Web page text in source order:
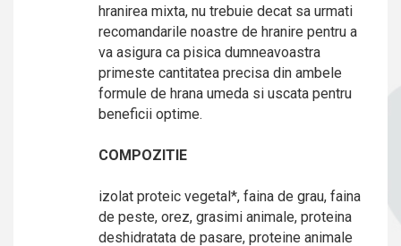
hranirea mixta, nu trebuie decat sa urmati
recomandarile noastre de hranire pentru a
va asigura ca pisica dumneavoastra
primeste cantitatea precisa din ambele
formule de hrana umeda si uscata pentru
beneficii optime.
COMPOZITIE
izolat proteic vegetal*, faina de grau, faina
de peste, orez, grasimi animale, proteina
deshidratata de pasare, proteine animale